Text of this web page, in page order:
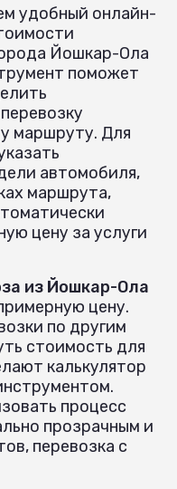
удобный онлайн-
Йошкар-Ола
поможет
маршруту. Для
автомобиля,
маршрута,
цену за услуги
из Йошкар-Ола
цену.
по другим
стоимость для
калькулятор
процесс
прозрачным и
перевозка с